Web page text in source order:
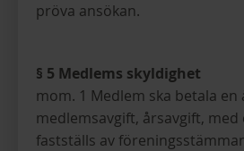
pröva ansökan.
§ 5 Medlems skyldighet
mom. 1 Medlem ska betala en
medlemsavgift, årsavgift,
fastställs av